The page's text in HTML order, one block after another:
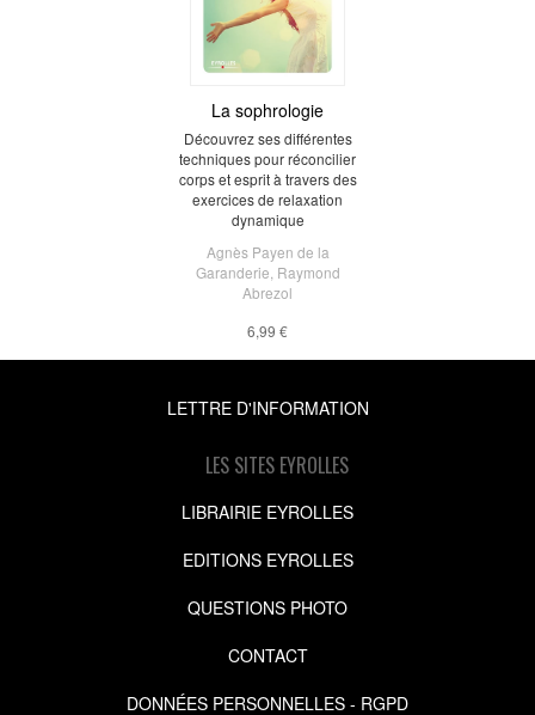
La sophrologie
Découvrez ses différentes
techniques pour réconcilier
corps et esprit à travers des
exercices de relaxation
dynamique
Agnès Payen de la
Garanderie Raymond
Abrezol
6,99 €
LETTRE D'INFORMATION
LES SITES EYROLLES
LIBRAIRIE EYROLLES
EDITIONS EYROLLES
QUESTIONS PHOTO
CONTACT
DONNÉES PERSONNELLES - RGPD